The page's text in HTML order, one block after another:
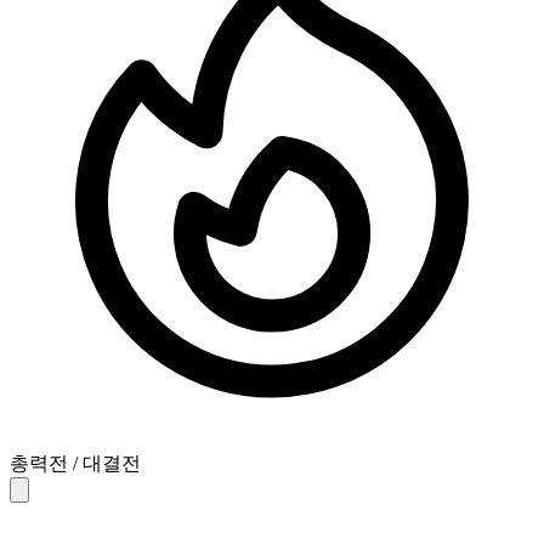
총력전 / 대결전